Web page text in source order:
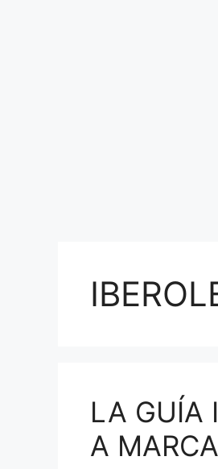
LA GUÍA
A